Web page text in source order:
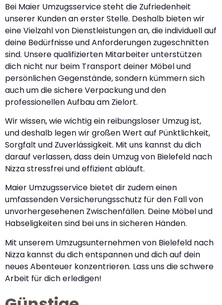
Bei Maier Umzugsservice steht die Zufriedenheit
unserer Kunden an erster Stelle. Deshalb bieten wir
eine Vielzahl von Dienstleistungen an, die individuell auf
deine Bedürfnisse und Anforderungen zugeschnitten
sind. Unsere qualifizierten Mitarbeiter unterstützen
dich nicht nur beim Transport deiner Möbel und
persönlichen Gegenstände, sondern kümmern sich
auch um die sichere Verpackung und den
professionellen Aufbau am Zielort.
Wir wissen, wie wichtig ein reibungsloser Umzug ist,
und deshalb legen wir großen Wert auf Pünktlichkeit,
Sorgfalt und Zuverlässigkeit. Mit uns kannst du dich
darauf verlassen, dass dein Umzug von Bielefeld nach
Nizza stressfrei und effizient abläuft.
Maier Umzugsservice bietet dir zudem einen
umfassenden Versicherungsschutz für den Fall von
unvorhergesehenen Zwischenfällen. Deine Möbel und
Habseligkeiten sind bei uns in sicheren Händen.
Mit unserem Umzugsunternehmen von Bielefeld nach
Nizza kannst du dich entspannen und dich auf dein
neues Abenteuer konzentrieren. Lass uns die schwere
Arbeit für dich erledigen!